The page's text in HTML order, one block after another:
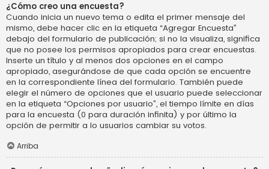
¿Cómo creo una encuesta?
Cuando inicia un nuevo tema o edita el primer mensaje del
mismo, debe hacer clic en la etiqueta “Agregar Encuesta”
debajo del formulario de publicación; si no la visualiza, significa
que no posee los permisos apropiados para crear encuestas.
Inserte un título y al menos dos opciones en el campo
apropiado, asegurándose de que cada opción se encuentre
en la correspondiente línea del formulario. También puede
elegir el número de opciones que el usuario puede seleccionar
en la etiqueta “Opciones por usuario”, el tiempo límite en días
para la encuesta (0 para duración infinita) y por último la
opción de permitir a lo usuarios cambiar su votos.
Arriba